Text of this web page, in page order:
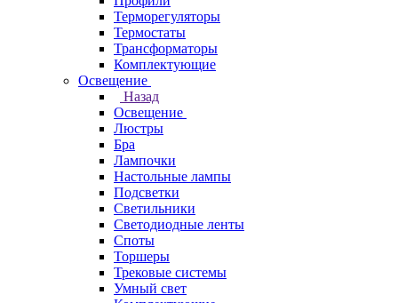
Терморегуляторы
Термостаты
Трансформаторы
Комплектующие
Освещение
Назад
Освещение
Люстры
Бра
Лампочки
Настольные лампы
Подсветки
Светильники
Светодиодные ленты
Споты
Торшеры
Трековые системы
Умный свет